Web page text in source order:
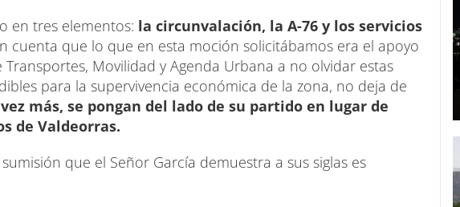
en tres elementos: la circunvalación, la A-76 y los servicios
cuenta que lo que en esta moción solicitábamos era el apoyo
Movilidad y Agenda Urbana a no olvidar estas
para la supervivencia económica de la zona, no deja de
más, se pongan del lado de su partido en lugar de
de Valdeorras.
que el Señor García demuestra a sus siglas es